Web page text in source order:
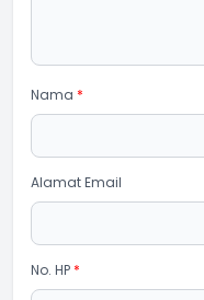
Nama *
Alamat Email
No. HP *